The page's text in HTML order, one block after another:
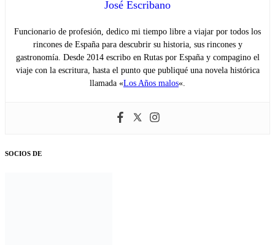
José Escribano
Funcionario de profesión, dedico mi tiempo libre a viajar por todos los
rincones de España para descubrir su historia, sus rincones y
gastronomía. Desde 2014 escribo en Rutas por España y compagino el
viaje con la escritura, hasta el punto que publiqué una novela histórica
llamada «Los Años malos«.
SOCIOS DE